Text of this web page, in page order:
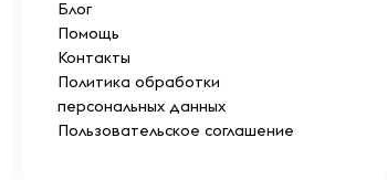
Блог
Помощь
Контакты
Политика обработки
персональных данных
Пользовательское соглашение